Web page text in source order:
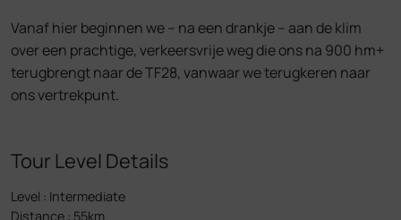
Vanaf hier beginnen we – na een drankje – aan de klim
over een prachtige, verkeersvrije weg die ons na 900 hm+
terugbrengt naar de TF28, vanwaar we terugkeren naar
ons vertrekpunt.
Tour Level Details
Level : Intermediate
Distance : 55km